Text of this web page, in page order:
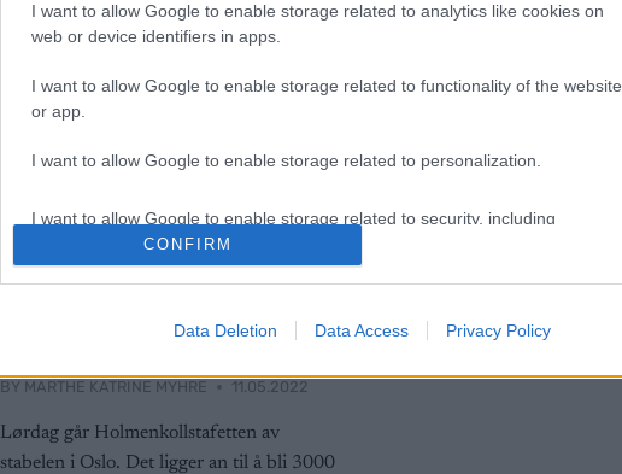
I want to allow Google to enable storage related to analytics like cookies on
web or device identifiers in apps.
I want to allow Google to enable storage related to functionality of the website
or app.
I want to allow Google to enable storage related to personalization.
I want to allow Google to enable storage related to security, including
authentication functionality and fraud prevention, and other user protection.
CONFIRM
Data Deletion Data Access Privacy Policy
Team Helge vil
friidrettslagene
BY MARTHE KATRINE MYHRE 11.05.2022
Lørdag går Holmenkollstafetten av
stabelen i Oslo. Det ligger an til å bli 3000